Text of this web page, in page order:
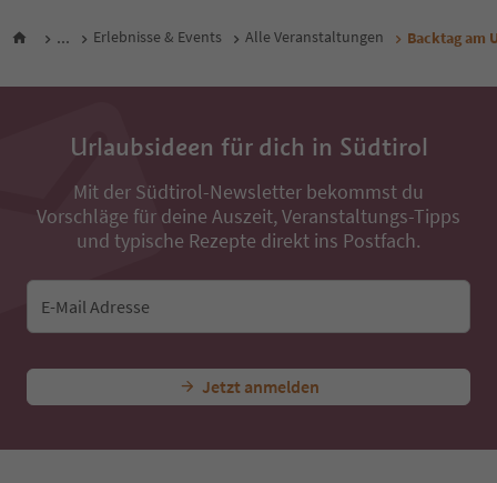
... Erlebnisse & Events Alle Veranstaltungen Backtag am
Urlaubsideen für dich in Südtirol
Mit der Südtirol-Newsletter bekommst du
Vorschläge für deine Auszeit, Veranstaltungs-Tipps
und typische Rezepte direkt ins Postfach.
E-Mail Adresse
Jetzt anmelden